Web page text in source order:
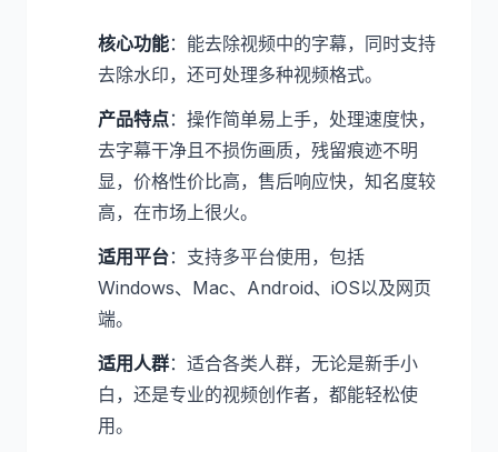
核心功能：能去除视频中的字幕，同时支持
去除水印，还可处理多种视频格式。
产品特点：操作简单易上手，处理速度快，
去字幕干净且不损伤画质，残留痕迹不明
显，价格性价比高，售后响应快，知名度较
高，在市场上很火。
适用平台：支持多平台使用，包括
Windows、Mac、Android、iOS以及网页
端。
适用人群：适合各类人群，无论是新手小
白，还是专业的视频创作者，都能轻松使
用。